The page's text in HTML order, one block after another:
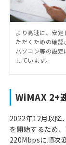
より高速に、安定
ただくための確認
パソコン等の設定
しています。
WiMAX 2+
2022年12月以降
を開始するため
220Mbpsに順次